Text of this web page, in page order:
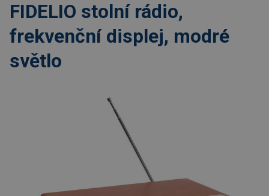
FIDELIO stolní rádio,
frekvenční displej, modré
světlo